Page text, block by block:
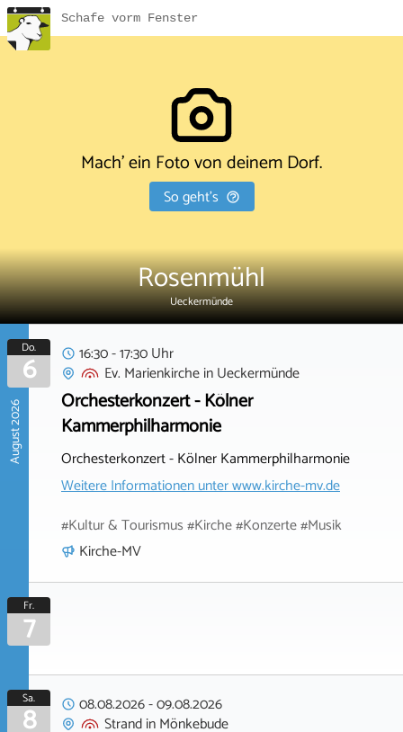
Schafe vorm Fenster
Mach' ein Foto von deinem Dorf.
So geht's
Rosenmühl
Ueckermünde
August 2026
Do.
6
16:30 - 17:30 Uhr
Ev. MarienkircheinUeckermünde
Orchesterkonzert - Kölner
Kammerphilharmonie
Orchesterkonzert - Kölner Kammerphilharmonie
Weitere Informationen unterwww.kirche-mv.de
#Kultur & Tourismus #Kirche #Konzerte #Musik
Kirche-MV
Fr.
7
Sa.
8 08.08.2026-09.08.2026
StrandinMönkebude